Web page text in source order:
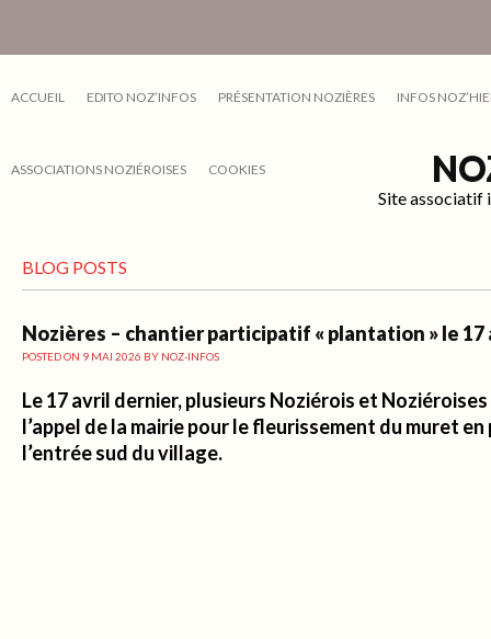
ACCUEIL EDITO NOZ’INFOS PRÉSENTATION NOZIÈRES INFOS
ASSOCIATIONS NOZIÉROISES COOKIES
Site associatif
BLOG POSTS
Nozières – chantier participatif « plantation » le 17
POSTED ON 9 MAI 2026 BY NOZ-INFOS
Le 17 avril dernier, plusieurs Noziérois et
l’appel de la mairie pour le fleurissement du muret en
l’entrée sud du village.